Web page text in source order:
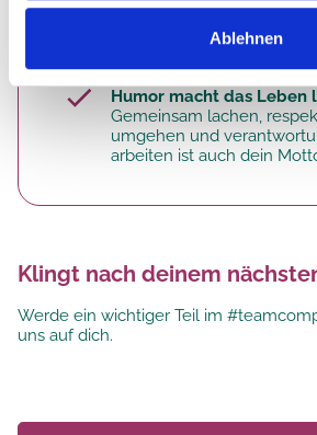
Ablehnen
Seniorinnen und Senioren
Du setzt dich gerne für die
Humor macht das Leben
Gemeinsam lachen,
umgehen und
arbeiten ist auch dein
Klingt nach deinem
Werde ein wichtiger Teil im
uns auf dich.